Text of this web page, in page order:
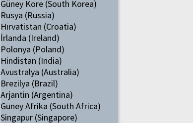
Güney Kore (South Korea)
Rusya (Russia)
Hırvatistan (Croatia)
İrlanda (Ireland)
Polonya (Poland)
Hindistan (India)
Avustralya (Australia)
Brezilya (Brazil)
Arjantin (Argentina)
Güney Afrika (South Africa)
Singapur (Singapore)